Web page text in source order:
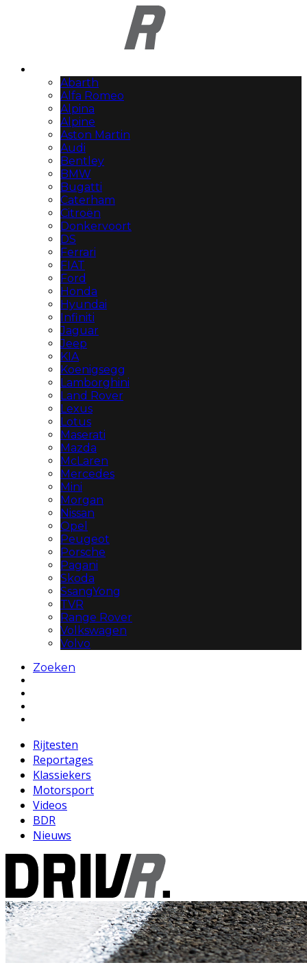
Abarth
Alfa Romeo
Alpina
Alpine
Aston Martin
Audi
Bentley
BMW
Bugatti
Caterham
Citroën
Donkervoort
DS
Ferrari
FIAT
Ford
Honda
Hyundai
Infiniti
Jaguar
Jeep
KIA
Koenigsegg
Lamborghini
Land Rover
Lexus
Lotus
Maserati
Mazda
McLaren
Mercedes
Mini
Morgan
Nissan
Opel
Peugeot
Porsche
Pagani
Skoda
SsangYong
TVR
Range Rover
Volkswagen
Volvo
Zoeken
Rijtesten
Reportages
Klassiekers
Motorsport
Videos
BDR
Nieuws